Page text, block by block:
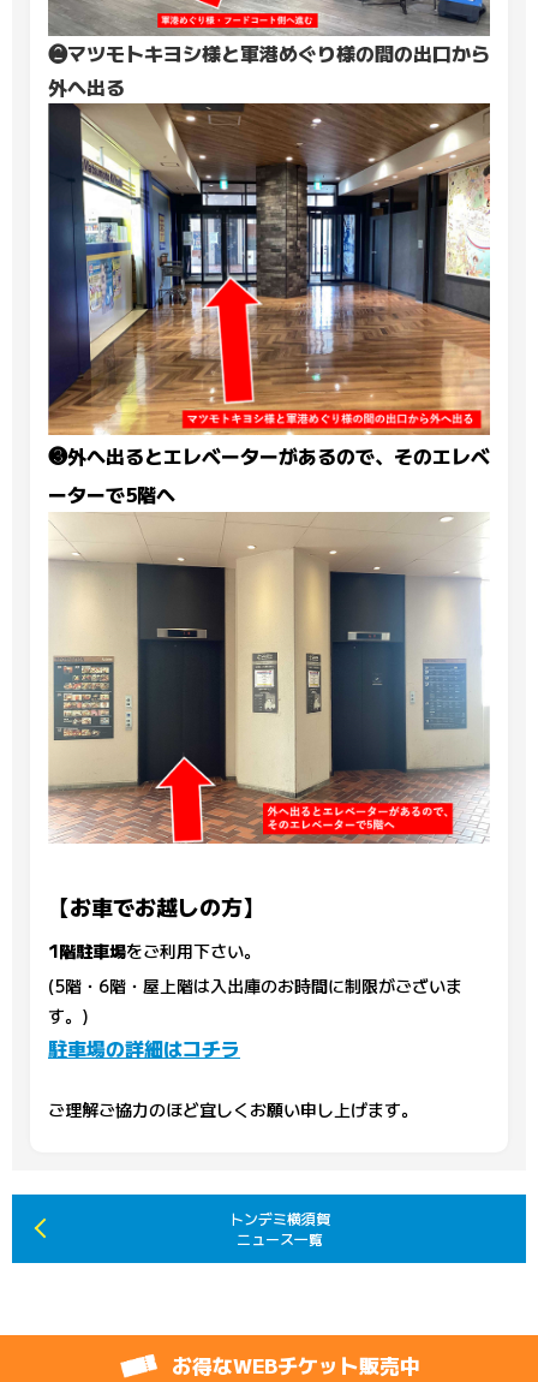
❷マツモトキヨシ様と軍港めぐり様の間の出口から
外へ出る
❸外へ出るとエレベーターがあるので、そのエレベ
ーターで5階へ
【お車でお越しの方】
1階駐車場をご利用下さい。
(5階・6階・屋上階は入出庫のお時間に制限がございま
す。)
駐車場の詳細はコチラ
ご理解ご協力のほど宜しくお願い申し上げます。
トンデミ横須賀
ニュース一覧
お得なWEBチケット販売中